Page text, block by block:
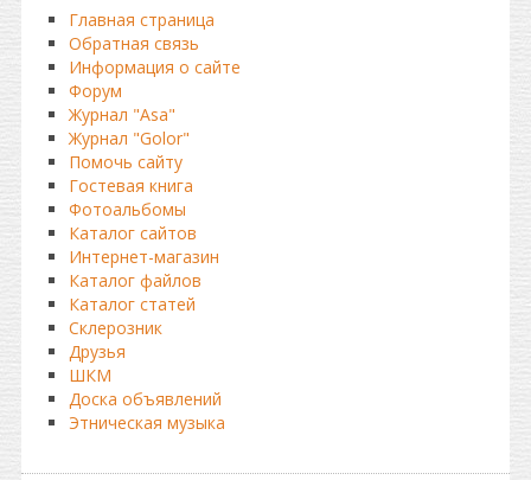
Главная страница
Обратная связь
Информация о сайте
Форум
Журнал "Asa"
Журнал "Golor"
Помочь сайту
Гостевая книга
Фотоальбомы
Каталог сайтов
Интернет-магазин
Каталог файлов
Каталог статей
Склерозник
Друзья
ШКМ
Доска объявлений
Этническая музыка